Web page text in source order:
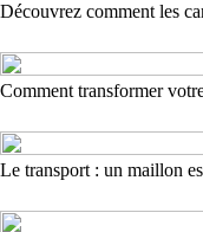
Découvrez comment les
Comment transformer
Le transport : un maillon